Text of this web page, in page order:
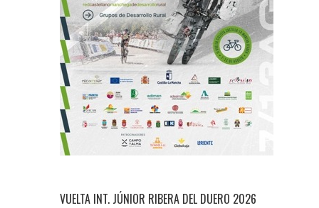
VUELTA INT. JÚNIOR RIBERA DEL DUERO 2026